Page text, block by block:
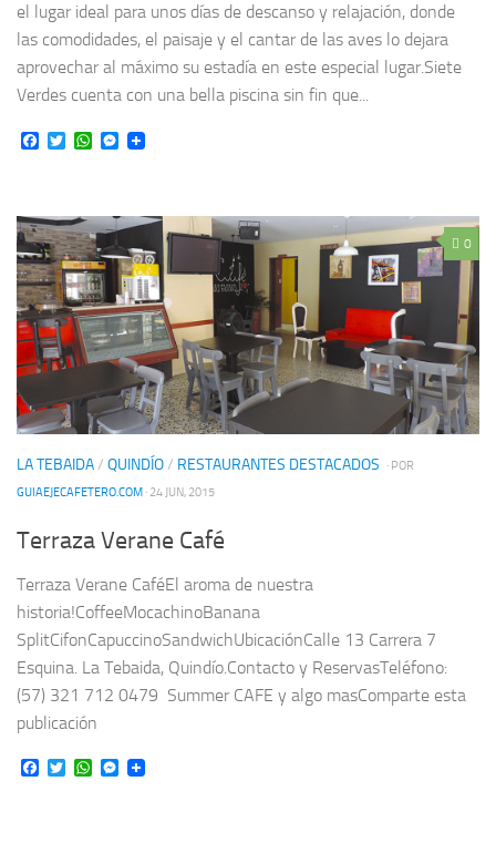
el lugar ideal para unos días de descanso y relajación, donde
las comodidades, el paisaje y el cantar de las aves lo dejara
aprovechar al máximo su estadía en este especial lugar.Siete
Verdes cuenta con una bella piscina sin fin que...
Facebook
TwitterWhatsApp
Messenger
0
LA TEBAIDA/ QUINDÍO/ RESTAURANTES DESTACADOS · POR
GUIAEJECAFETERO.COM · 24 JUN, 2015
Terraza Verane Café
Terraza Verane CaféEl aroma de nuestra
historia!CoffeeMocachinoBanana
SplitCifonCapuccinoSandwichUbicaciónCalle 13 Carrera 7
Esquina. La Tebaida, Quindío.Contacto y ReservasTeléfono:
(57) 321 712 0479 Summer CAFE y algo masComparte esta
publicación
Facebook
TwitterWhatsApp
Messenger